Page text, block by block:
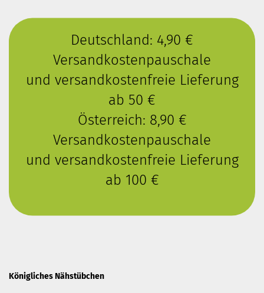
Deutschland: 4,90 €
Versandkostenpauschale
und versandkostenfreie Lieferung
ab 50 €
Österreich: 8,90 €
Versandkostenpauschale
und versandkostenfreie Lieferung
ab 100 €
Königliches Nähstübchen